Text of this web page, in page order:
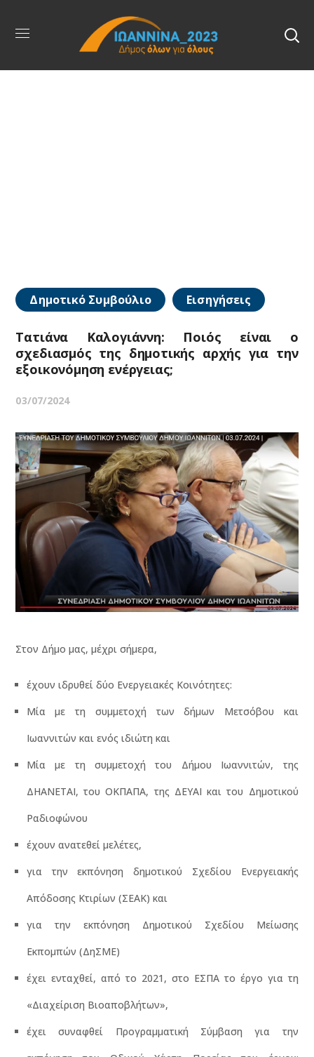
Δημοτικό Συμβούλιο Εισηγήσεις
Τατιάνα Καλογιάννη: Ποιός είναι ο
σχεδιασμός της δημοτικής αρχής για την
εξοικονόμηση ενέργειας;
03/07/2024
Στον Δήμο μας, μέχρι σήμερα,
έχουν ιδρυθεί δύο Ενεργειακές Κοινότητες:
Μία με τη συμμετοχή των δήμων Μετσόβου και
Ιωαννιτών και ενός ιδιώτη και
Μία με τη συμμετοχή του Δήμου Ιωαννιτών, της
ΔΗΑΝΕΤΑΙ, του ΟΚΠΑΠΑ, της ΔΕΥΑΙ και του Δημοτικού
Ραδιοφώνου
έχουν ανατεθεί μελέτες,
για την εκπόνηση δημοτικού Σχεδίου Ενεργειακής
Απόδοσης Κτιρίων (ΣΕΑΚ) και
για την εκπόνηση Δημοτικού Σχεδίου Μείωσης
Εκπομπών (ΔηΣΜΕ)
έχει ενταχθεί, από το 2021, στο ΕΣΠΑ το έργο για τη
«Διαχείριση Βιοαποβλήτων»,
έχει συναφθεί Προγραμματική Σύμβαση για την